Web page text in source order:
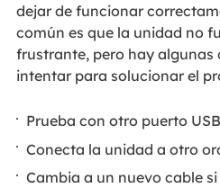
dejar de funcionar
común es que la unidad no
frustrante, pero hay algunas
intentar para solucionar el
Prueba con otro puerto
Conecta la unidad a otro
Cambia a un nuevo cable